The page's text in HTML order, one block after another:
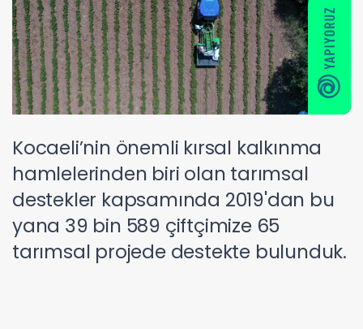
Kocaeli’nin önemli kırsal kalkınma
hamlelerinden biri olan tarımsal
destekler kapsamında 2019'dan bu
yana 39 bin 589 çiftçimize 65
tarımsal projede destekte bulunduk.